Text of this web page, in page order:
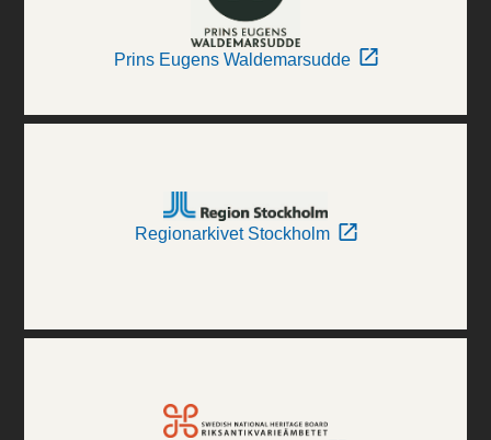
Prins Eugens Waldemarsudde
Regionarkivet Stockholm